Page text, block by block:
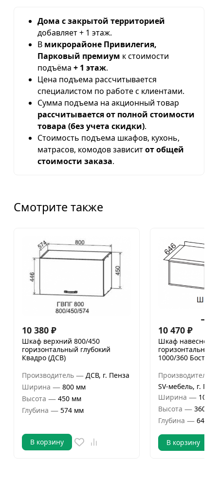
Дома с закрытой территорией
добавляет + 1 этаж.
В микрорайоне Привилегия,
Парковый премиум к стоимости
подъёма + 1 этаж.
Цена подъема рассчитывается
специалистом по работе с клиентами.
Сумма подъема на акционный товар
рассчитывается от полной стоимости
товара (без учета скидки).
Стоимость подъема шкафов, кухонь,
матрасов, комодов зависитот общей
стоимости заказа.
Смотрите также
10 380 ₽
Шкаф верхний 800/450
горизонтальный глубокий
Квадро (ДСВ)
Производитель — ДСВ, г. Пенза
Ширина — 800 мм
Высота — 450 мм
Глубина — 574 мм
В корзину
10 470 ₽
Шкаф навесной
горизонтальный
1000/360 Бостон
Производитель
SV-мебель, г.
Ширина — 1000
Высота — 360 мм
Глубина — 646
В корзину